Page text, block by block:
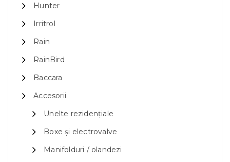
Hunter
Irritrol
Rain
RainBird
Baccara
Accesorii
Unelte rezidențiale
Boxe și electrovalve
Manifolduri / olandezi